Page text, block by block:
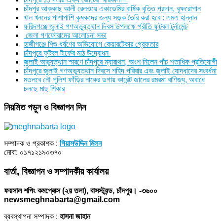
চাঁদপুর আক্কাছ আলী রেলওয়ে একাডেমির বার্ষিক বৃত্তি প্রদান, বৃক্ষরোপান
খাল খননের পাশাপাশি কৃষকদের জন্য সড়ক তৈরি করা হবে : এমএ হান্নান
ফরিদগঞ্জে জুলাই গণঅভ্যুত্থান দিবস উপলক্ষে প্রীতি ফুটবল টুর্নামেন্ট
জেলা গণফোরামের আলোচনা সভা
হাজীগঞ্জে শিশু ধর্ষণের অভিযোগে কেয়ারটেকার গ্রেফতার
চাঁদপুরে ফুটবল টার্ফের মাঠ উদ্বোধন
জুলাই অভ্যুত্থান স্মরণে চাঁদপুরে ম্যারাথন, অংশ নিলেন পাঁচ শতাধিক প্রতিযোগী
চাঁদপুরে জুলাই গণঅভ্যুত্থান দিবসে শহিদ পরিবার এবং জুলাই যোদ্ধাদের সংবর্ধনা
মতলবে নৌ পুলিশ ফাঁড়ির নাকের ডগায় কারেন্ট জালের রমরমা বাণিজ্য, অবাধে
চলছে মাছ শিকার
নিয়মিত পড়ুন ও বিজ্ঞাপন দিন
সম্পাদক ও প্রকাশক : গিয়াসউদ্দিন মিলন
মোবা: ০১৭১২১৯০৩৭০
বার্তা, বিজ্ঞাপন ও সম্পাদকীয় কার্যালয়
ফয়সাল শপিং কমপ্লেক্স (২য় তলা), বাসস্ট্যন্ড, চাঁদপুর। -৩৬০০
newsmeghnabarta@gmail.com
ব্যবস্থাপনা সম্পাদক : হাসনা জাহান